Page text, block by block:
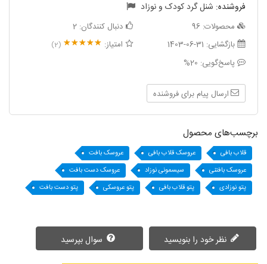
فروشنده: شنل گرد کودک و نوزاد
96
2
1403-06-31
(2)
20%
ارسال پیام برای فروشنده
برچسب‌های محصول
قلاب بافی عروسک قلاب بافی
عروسک بافت
عروسک بافتنی
سیسمونی نوزاد
عروسک دست بافت
پتو نوزادی
پتو قلاب بافی پتو عروسکی پتو دست بافت
نظر خود را بنویسید